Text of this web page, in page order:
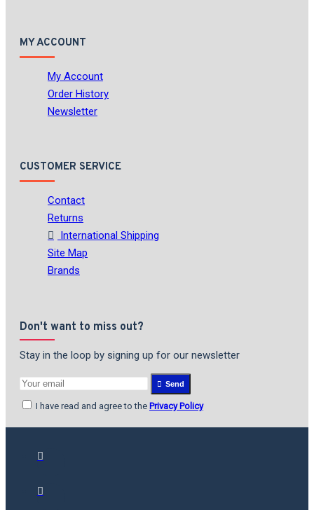
MY ACCOUNT
My Account
Order History
Newsletter
CUSTOMER SERVICE
Contact
Returns
International Shipping
Site Map
Brands
Don't want to miss out?
Stay in the loop by signing up for our newsletter
Send
I have read and agree to the Privacy Policy